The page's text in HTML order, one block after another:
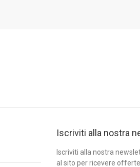
Iscriviti alla nostra
Iscriviti alla nostra
al sito per ricevere